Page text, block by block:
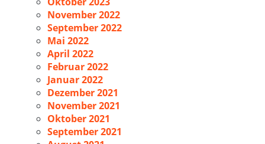
November 2022
September 2022
Mai 2022
April 2022
Februar 2022
Januar 2022
Dezember 2021
November 2021
Oktober 2021
September 2021